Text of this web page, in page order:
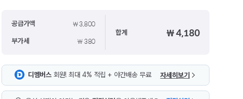
공급가액 ₩ 3,800
부가세 ₩ 380
합계 ₩ 4,180
디멤버스 회원! 최대 4% 적립 + 야간배송 무료 자세히보기